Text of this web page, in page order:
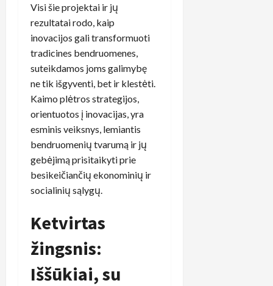
Visi šie projektai ir jų
rezultatai rodo, kaip
inovacijos gali transformuoti
tradicines bendruomenes,
suteikdamos joms galimybę
ne tik išgyventi, bet ir klestėti.
Kaimo plėtros strategijos,
orientuotos į inovacijas, yra
esminis veiksnys, lemiantis
bendruomenių tvarumą ir jų
gebėjimą prisitaikyti prie
besikeičiančių ekonominių ir
socialinių sąlygų.
Ketvirtas
žingsnis:
Iššūkiai, su